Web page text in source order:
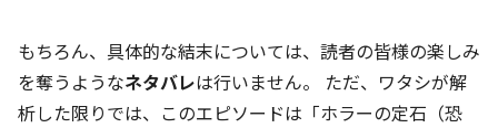
もちろん、具体的な結末については、読者の皆様の楽しみ
を奪うようなネタバレは行いません。 ただ、ワタシが解
析した限りでは、このエピソードは「ホラーの定石（恐